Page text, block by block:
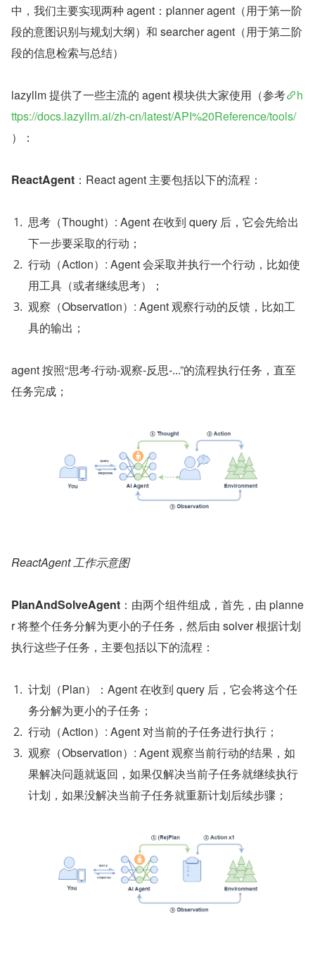
中，我们主要实现两种 agent：planner agent（用于第一阶
段的意图识别与规划大纲）和 searcher agent（用于第二阶
段的信息检索与总结）
lazyllm 提供了一些主流的 agent 模块供大家使用（参考
h
ttps://docs.lazyllm.ai/zh-cn/latest/API%20Reference/tools/
）：
ReactAgent ：React agent 主要包括以下的流程：
思考（Thought）: Agent 在收到 query 后，它会先给出
下一步要采取的行动；
行动（Action）: Agent 会采取并执行一个行动，比如使
用工具（或者继续思考）；
观察（Observation）: Agent 观察行动的反馈，比如工
具的输出；
agent 按照“思考-行动-观察-反思-...”的流程执行任务，直至
任务完成；
ReactAgent 工作示意图
PlanAndSolveAgent ：由两个组件组成，首先，由 planne
r 将整个任务分解为更小的子任务，然后由 solver 根据计划
执行这些子任务，主要包括以下的流程：
计划（Plan）：Agent 在收到 query 后，它会将这个任
务分解为更小的子任务；
行动（Action）: Agent 对当前的子任务进行执行；
观察（Observation）: Agent 观察当前行动的结果，如
果解决问题就返回，如果仅解决当前子任务就继续执行
计划，如果没解决当前子任务就重新计划后续步骤；